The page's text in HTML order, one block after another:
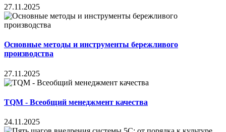
27.11.2025
Основные методы и инструменты бережливого
производства
27.11.2025
TQM - Всеобщий менеджмент качества
24.11.2025